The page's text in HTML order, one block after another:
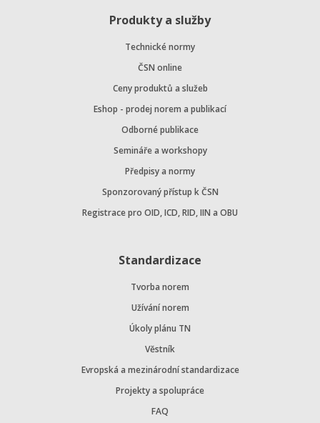
Produkty a služby
Technické normy
ČSN online
Ceny produktů a služeb
Eshop - prodej norem a publikací
Odborné publikace
Semináře a workshopy
Předpisy a normy
Sponzorovaný přístup k ČSN
Registrace pro OID, ICD, RID, IIN a OBU
Standardizace
Tvorba norem
Užívání norem
Úkoly plánu TN
Věstník
Evropská a mezinárodní standardizace
Projekty a spolupráce
FAQ